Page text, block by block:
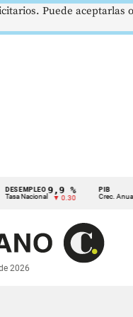
9,9 %
▼ 0.30
PIB
Crec. Anual
2,8
▲
2026
Puede aceptarlas